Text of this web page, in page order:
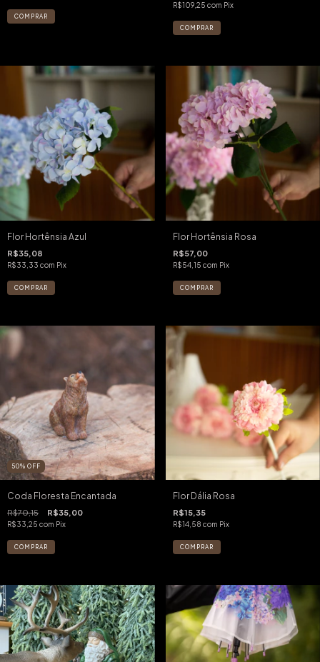
R$109,25 com Pix
Flor Hortênsia Azul
R$35,08
R$33,33 com Pix
Flor Hortênsia Rosa
R$57,00
R$54,15 com Pix
50% OFF
Coda Floresta Encantada
R$70,15 R$35,00
R$33,25 com Pix
Flor Dália Rosa
R$15,35
R$14,58 com Pix